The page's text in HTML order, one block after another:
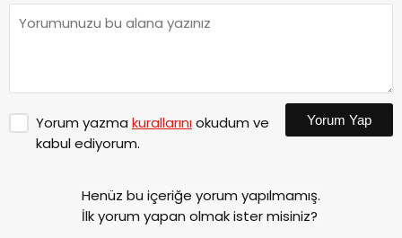
Yorum yazma kurallarınıokudum ve
kabul ediyorum.
Yorum Yap
Henüz bu içeriğe yorum yapılmamış.
İlk yorum yapan olmak ister misiniz?